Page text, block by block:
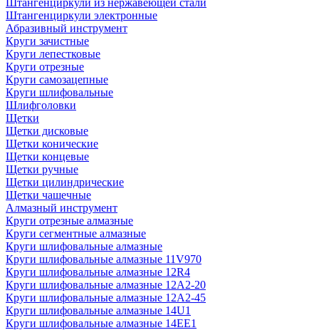
Штангенциркули из нержавеющей стали
Штангенциркули электронные
Абразивный инструмент
Круги зачистные
Круги лепестковые
Круги отрезные
Круги самозацепные
Круги шлифовальные
Шлифголовки
Щетки
Щетки дисковые
Щетки конические
Щетки концевые
Щетки ручные
Щетки цилиндрические
Щетки чашечные
Алмазный инструмент
Круги отрезные алмазные
Круги сегментные алмазные
Круги шлифовальные алмазные
Круги шлифовальные алмазные 11V970
Круги шлифовальные алмазные 12R4
Круги шлифовальные алмазные 12А2-20
Круги шлифовальные алмазные 12А2-45
Круги шлифовальные алмазные 14U1
Круги шлифовальные алмазные 14ЕЕ1